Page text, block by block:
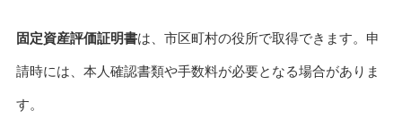
固定資産評価証明書は、市区町村の役所で取得できます。申
請時には、本人確認書類や手数料が必要となる場合がありま
す。